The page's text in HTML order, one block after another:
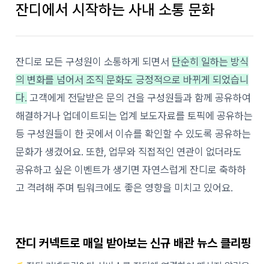
잔디에서 시작하는 사내 소통 문화
잔디로 모든 구성원이 소통하게 되면서 단순히 일하는 방식
의 변화를 넘어서 조직 문화도 긍정적으로 바뀌게 되었습니
다. 고객에게 전달받은 문의 건을 구성원들과 함께 공유하여
해결하거나 업데이트되는 업계 보도자료를 토픽에 공유하는
등 구성원들이 한 곳에서 이슈를 확인할 수 있도록 공유하는
문화가 생겼어요. 또한, 업무와 직접적인 연관이 없더라도
공유하고 싶은 이벤트가 생기면 자연스럽게 잔디로 축하하
고 격려해 주며 팀워크에도 좋은 영향을 미치고 있어요.
잔디 커넥트로 매일 받아보는 신규 배관 뉴스 클리핑